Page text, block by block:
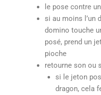
le pose contre
si au moins l’un
domino touche
posé, prend un
pioche
retourne son ou
si le jeton
dragon, cela